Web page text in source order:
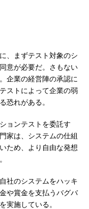
、まずテスト対象のシ
意が必要だ。さもない
企業の経営陣の承認に
ストによって企業の弱
恐れがある。
ョンテストを委託す
家は、システムの仕組
ため、より自由な発想
社のシステムをハッキ
や賞金を支払うバグバ
実施している。